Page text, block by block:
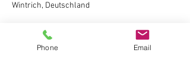
Wintrich, Deutschland
Über die Veranstaltung
Phone Email